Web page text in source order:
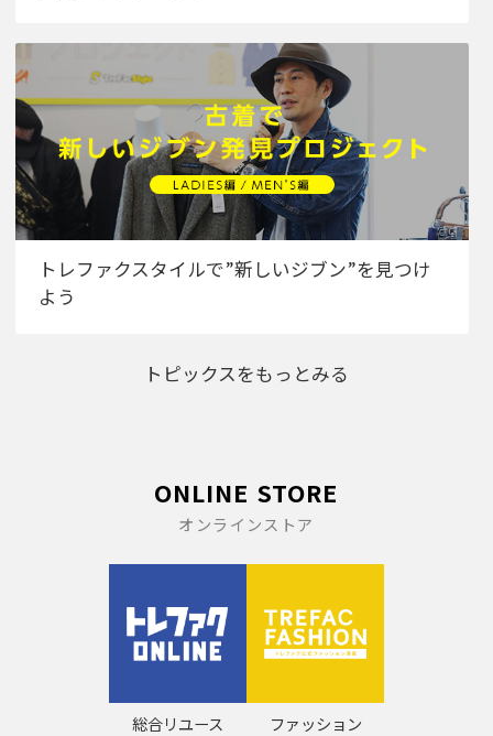
トレファクスタイルで”新しいジブン”を見つけ
よう
トピックスをもっとみる
ONLINE STORE
オンラインストア
総合リユース ファッション